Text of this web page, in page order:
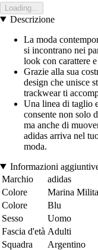
Loading...
Descrizione
La moda
si incontrano nei
look con carattere
Grazie alla sua
design che unisce
trackwear ti
Una linea di taglio
consente non solo
ma anche di
adidas arriva nel
moda.
Informazioni
Marchio
adidas
Colore
Marina
Colore
Blu
Sesso
Uomo
Fascia d'età Adulti
Squadra
Argentino